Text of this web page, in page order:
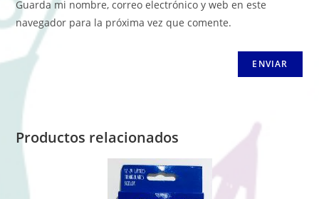
Guarda mi nombre, correo electrónico y web en este
navegador para la próxima vez que comente.
Productos relacionados